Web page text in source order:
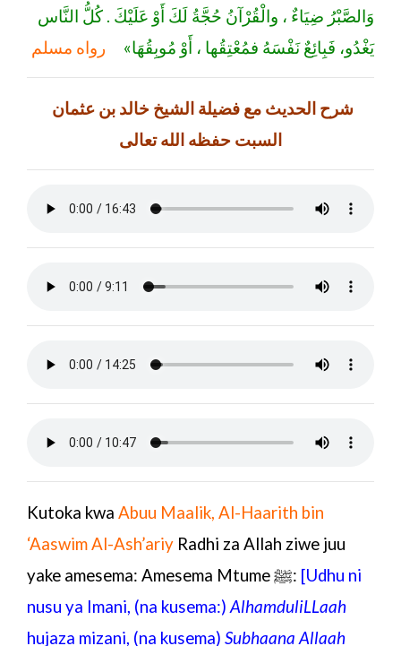
وَالصَّبْرُ ضِيَاءٌ ، والْقُرْآنُ حُجَّةُ لَكَ أَوْ عَلَيْكَ . كُلُّ النَّاس
يَغْدُو، فَبِائِعٌ نَفْسَهُ فمُعْتِقُها ، أَوْ مُوبِقُهَا»
رواه مسلم
السبت حفظه الله تعالى
Kutoka kwa Abuu Maalik, Al-Haarith bin
‘Aaswim Al-Ash’ariy Radhi za Allah ziwe juu
yake amesema: Amesema Mtume ﷺ: [Udhu ni
nusu ya Imani, (na kusema:) AlhamduliLLaah
hujaza mizani, (na kusema) Subhaana Allaah